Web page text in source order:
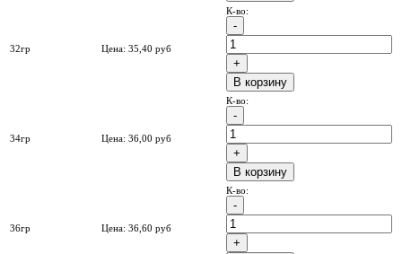
32гр Цена: 35,40 руб
К-во:
B корзину
34гр Цена: 36,00 руб
К-во:
B корзину
36гр Цена: 36,60 руб
К-во: